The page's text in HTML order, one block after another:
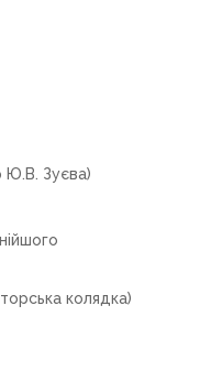
Ю.В. Зуєва)
колядка)